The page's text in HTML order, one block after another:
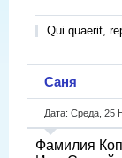
Qui quaerit,
Саня
Дата: Среда, 25
Фамилия